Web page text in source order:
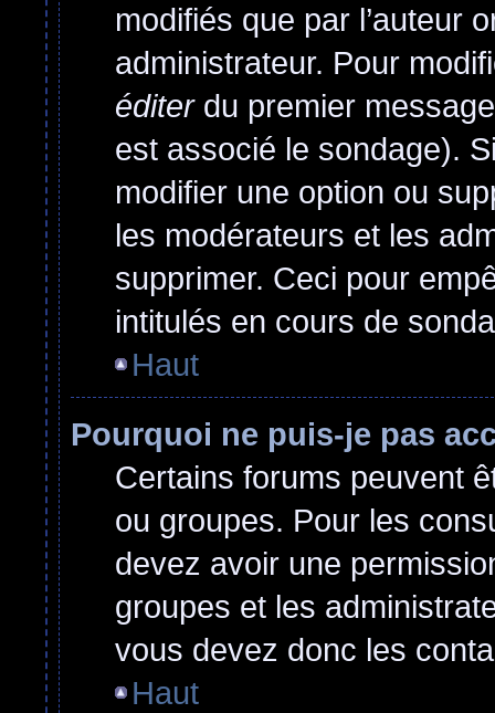
modifiés que par l’auteur
administrateur. Pour
éditerdu premier
est associé le sondage).
modifier une option ou
les modérateurs et les
supprimer. Ceci pour
intitulés en cours de
Haut
Pourquoi ne puis-je pas
Certains forums peuvent
ou groupes. Pour les
devez avoir une
groupes et les
vous devez donc les
Haut